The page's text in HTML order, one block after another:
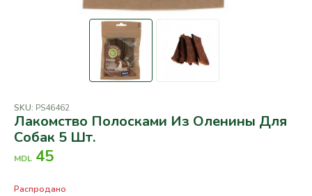
SKU: PS46462
Лакомство Полосками Из Оленины Для
Собак 5 Шт.
MDL 45
Распродано